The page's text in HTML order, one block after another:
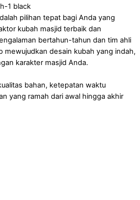
pilihan tepat bagi Anda yang
kubah masjid terbaik dan
bertahun-tahun dan tim ahli
mewujudkan desain kubah yang indah,
karakter masjid Anda.
bahan, ketepatan waktu
yang ramah dari awal hingga akhir